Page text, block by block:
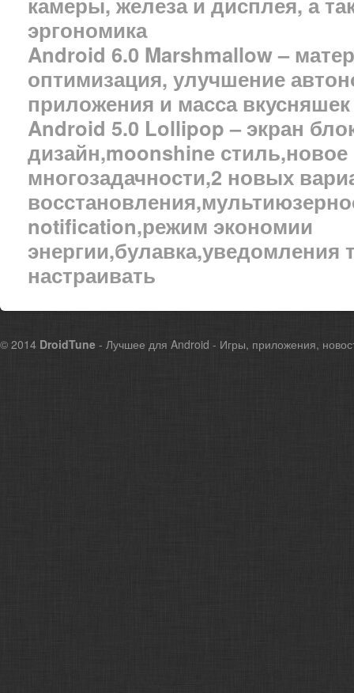
эргономика
Android 6.0 Marshmallow –
оптимизация, улучшение
приложения и масса вкусняшек
Android 5.0 Lollipop – экран
дизайн,moonshine
многозадачности,2 новых
notification,режим экономии
энергии,булавка,уведомления
настраивать
© 2014 DroidTune - Лучшее для Android - Игры, приложения,